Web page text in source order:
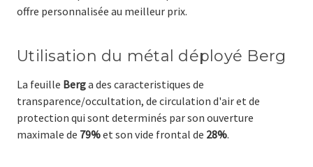
offre personnalisée au meilleur prix.
Utilisation du métal déployé Berg
La feuille Berga des caracteristiques de
transparence/occultation, de circulation d'air et de
protection qui sont determinés par son ouverture
maximale de 79%et son vide frontal de 28%.